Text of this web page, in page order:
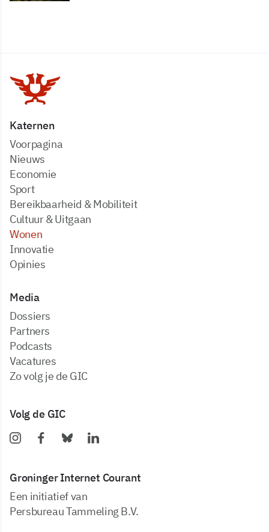
Katernen
Voorpagina
Nieuws
Economie
Sport
Bereikbaarheid & Mobiliteit
Cultuur & Uitgaan
Wonen
Innovatie
Opinies
Media
dossiers
partners
podcasts
vacatures
zo volg je de GIC
Volg de GIC
Groninger Internet Courant
Een initiatief van
Persbureau Tammeling B.V.